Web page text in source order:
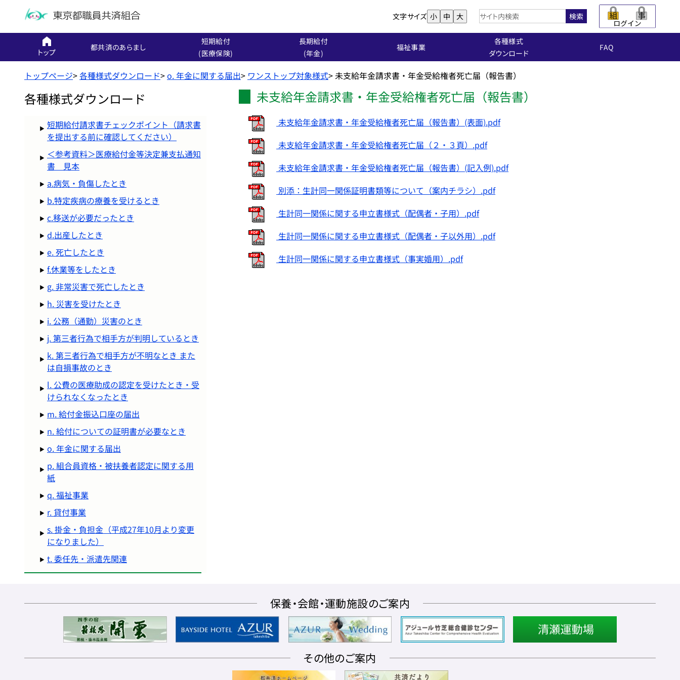
文字サイズ 小 中 大 検索
トップ 都共済のあらまし
短期給付
(医療保険)
長期給付
(年金)
福祉事業
各種様式
ダウンロード
FAQ
トップページ>各種様式ダウンロード>o. 年金に関する届出> ワンストップ対象様式>未支給年金請求書・年金受給権者死亡届（報告書）
各種様式ダウンロード
短期給付請求書チェックポイント（請求書
を提出する前に確認してください）
＜参考資料＞医療給付金等決定兼支払通知
書 見本
a.病気・負傷したとき
b.特定疾病の療養を受けるとき
c.移送が必要だったとき
d.出産したとき
e. 死亡したとき
f.休業等をしたとき
g. 非常災害で死亡したとき
h. 災害を受けたとき
i. 公務（通勤）災害のとき
j. 第三者行為で相手方が判明しているとき
k. 第三者行為で相手方が不明なとき また
は自損事故のとき
l. 公費の医療助成の認定を受けたとき・受
けられなくなったとき
m. 給付金振込口座の届出
n. 給付についての証明書が必要なとき
o. 年金に関する届出
p. 組合員資格・被扶養者認定に関する用
紙
q. 福祉事業
r. 貸付事業
s. 掛金・負担金（平成27年10月より変更
になりました）
t. 委任先・派遣先関連
未支給年金請求書・年金受給権者死亡届（報告書）
未支給年金請求書・年金受給権者死亡届（報告書）(表面).pdf
未支給年金請求書・年金受給権者死亡届（２・３頁）.pdf
未支給年金請求書・年金受給権者死亡届（報告書）(記入例).pdf
別添：生計同一関係証明書類等について（案内チラシ）.pdf
生計同一関係に関する申立書様式（配偶者・子用）.pdf
生計同一関係に関する申立書様式（配偶者・子以外用）.pdf
生計同一関係に関する申立書様式（事実婚用）.pdf
保養・会館・運動施設のご案内
その他のご案内